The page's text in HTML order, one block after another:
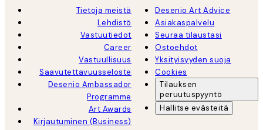
Tietoja meistä
Lehdistö
Vastuutiedot
Career
Vastuullisuus
Saavutettavuusseloste
Desenio Ambassador
Programme
Art Awards
Kirjautuminen (Business)
Desenio Art Advice
Asiakaspalvelu
Seuraa tilaustasi
Ostoehdot
Yksityisyyden suoja
Cookies
Tilauksen
peruutuspyyntö
Hallitse evästeitä